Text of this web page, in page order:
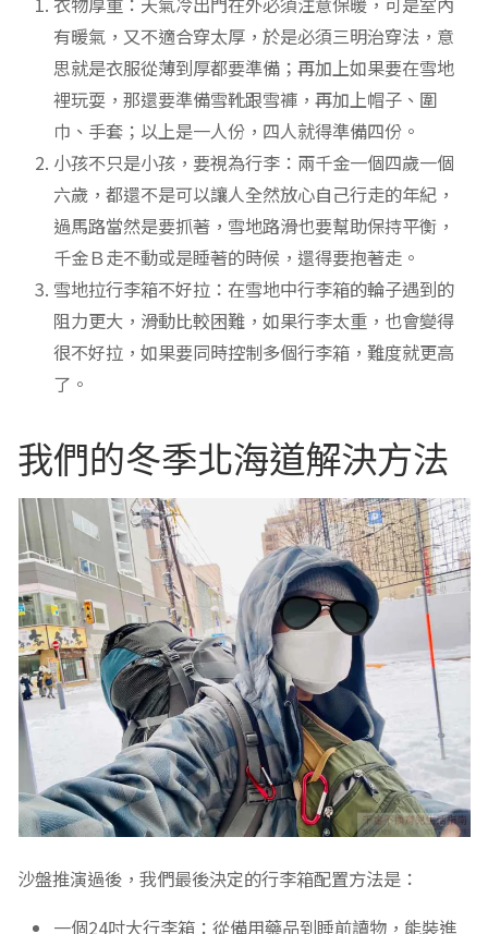
有暖氣，又不適合穿太厚，於是必須三明治穿法，意
思就是衣服從薄到厚都要準備；再加上如果要在雪地
裡玩耍，那還要準備雪靴跟雪褲，再加上帽子、圍
巾、手套；以上是一人份，四人就得準備四份。
小孩不只是小孩，要視為行李：兩千金一個四歲一個
六歲，都還不是可以讓人全然放心自己行走的年紀，
過馬路當然是要抓著，雪地路滑也要幫助保持平衡，
千金Ｂ走不動或是睡著的時候，還得要抱著走。
雪地拉行李箱不好拉：在雪地中行李箱的輪子遇到的
阻力更大，滑動比較困難，如果行李太重，也會變得
很不好拉，如果要同時控制多個行李箱，難度就更高
了。
我們的冬季北海道解決方法
沙盤推演過後，我們最後決定的行李箱配置方法是：
一個24吋大行李箱：從備用藥品到睡前讀物，能裝進